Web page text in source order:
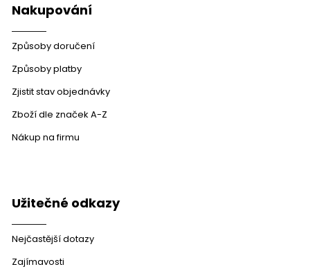
Nakupování
Způsoby doručení
Způsoby platby
Zjistit stav objednávky
Zboží dle značek A-Z
Nákup na firmu
Užitečné odkazy
Nejčastější dotazy
Zajímavosti